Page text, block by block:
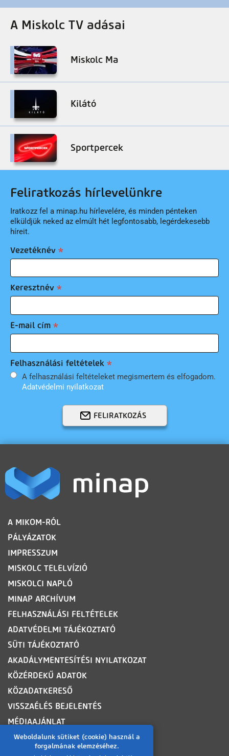
Weboldalunk sütiket (cookie) használ a
forgalmának elemzéséhez.
A Miskolc TV adásai
Miskolc Ma
Kilátó
Sportpercek
Feliratkozás hírlevelünkre
Iratkozz fel a minap.hu hírlevelére, és minden pénteken
elküldjük neked az elmúlt hét legfontosabb, legérdekesebb
híreit.
Vezetéknév
Keresztnév
E-mail cím
Felhasználási feltételek
A felhasználási feltételeket megismertem és elfogadom.
Adatvédelmi nyilatkozat
FELIRATKOZÁS
LÁBLÉC
A MIKOM-RÓL
PÁLYÁZATOK
IMPRESSZUM
MISKOLC TELELVÍZIÓ
MISKOLCI NAPLÓ
MINAP ARCHÍVUM
FELHASZNÁLÁSI FELTÉTELEK
ADATVÉDELMI TÁJÉKOZTATÓ
SÜTI TÁJÉKOZTATÓ
AKADÁLYMENTESÍTÉSI NYILATKOZAT
KÖZÉRDEKŰ ADATOK
KÖZADATKERESŐ
VISSZAÉLÉS BEJELENTÉS
MÉDIAAJÁNLAT
OLDALTÉRKÉP